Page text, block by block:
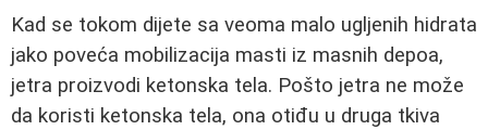
Kad se tokom dijete sa veoma malo ugljenih hidrata
jako poveća mobilizacija masti iz masnih depoa,
jetra proizvodi ketonska tela. Pošto jetra ne može
da koristi ketonska tela, ona otiđu u druga tkiva